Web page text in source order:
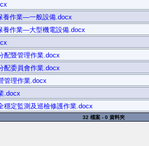
養作業—一般設備.docx
養作業—大型機電設備.docx
配暨管理作業.docx
配委員會作業.docx
管理作業.docx
.docx
穩定監測及巡檢修護作業.docx
32 檔案 - 0 資料夾